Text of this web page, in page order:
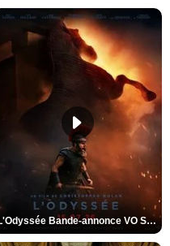
L'Odyssée Bande-annonce VO STFR